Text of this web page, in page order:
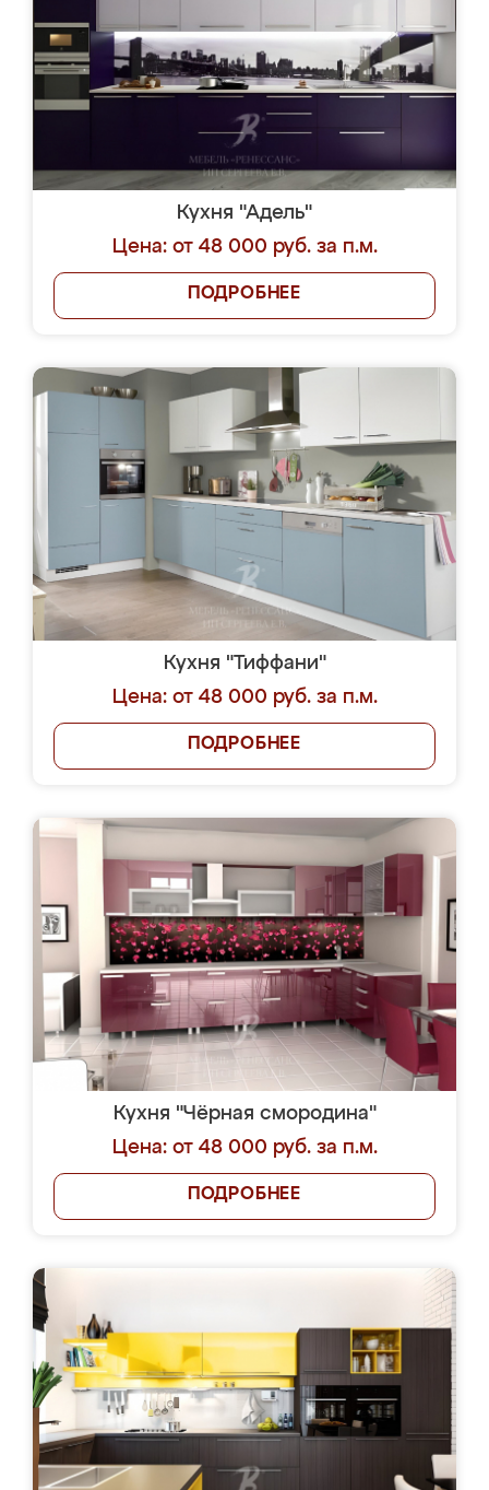
Кухня "Адель"
Цена: от 48 000 руб. за п.м.
ПОДРОБНЕЕ
Кухня "Тиффани"
Цена: от 48 000 руб. за п.м.
ПОДРОБНЕЕ
Кухня "Чёрная смородина"
Цена: от 48 000 руб. за п.м.
ПОДРОБНЕЕ